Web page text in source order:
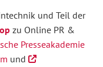
und Teil der
zu Online PR &
Presseakademie
und